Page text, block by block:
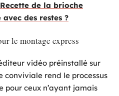
Recette de la brioche
des restes ?
le montage express
vidéo préinstallé sur
conviviale rend le processus
pour ceux n’ayant jamais